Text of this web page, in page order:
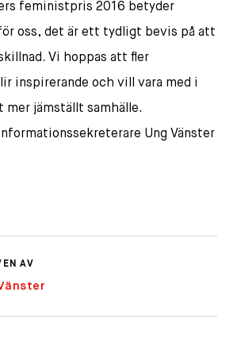
feministpris 2016 betyder
oss, det är ett tydligt bevis på att
Vi hoppas att fler
inspirerande och vill vara med i
mer jämställt samhälle.
Ung Vänster
AV